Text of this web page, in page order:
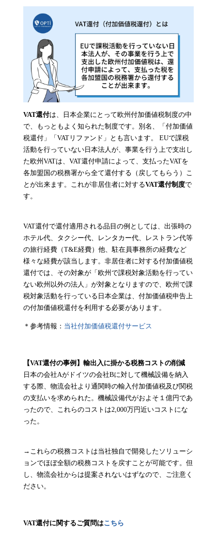
VAT還付は、日本企業にとって欧州付加価値税制度の中
で、もっともよく知られた制度です。別名、「付加価値
税還付」「VATリファンド」とも言います。 EUで課税
活動を行っていない日本法人が、事業を行う上で支出し
た欧州VATは、VAT還付申請によって、支払ったVATを
各加盟国の税務署から全て還付する（戻してもらう）こ
とが出来ます。これが非居住者に対するVAT還付制度で
す。
VAT還付で還付適用される品目の例としては、出張時の
ホテル代、タクシー代、レンタカー代、レストラン代等
の旅行経費（T&E経費）他、駐在員事務所の経費など
様々な経費が該当します。非居住者に対する付加価値税
還付では、その対象が「欧州で課税対象活動を行ってい
ない欧州以外の法人」が対象となりますので、欧州で課
税対象活動を行っている日本企業は、付加価値税申告上
の付加価値税還付を利用する必要があります。
＊参考情報： 当社付加価値税還付サービス
【VAT還付の事例】輸出入に掛かる税務コストの削減
日本の会社Aがドイツの会社Bに対して機械設備を納入
する際、物流会社より通関時の輸入付加価値税及び関税
の支払いを求められた。機械設備代がおよそ１億円であ
ったので、これらのコストは2,000万円近いコストにな
った。
→これらの税務コストは当社独自で開発したソリューシ
ョンでほぼ全額の税務コストを戻すことが可能です。但
し、物流会社からは提案されないはずなので、ご注意く
ださい。
VAT還付に関するご質問はこちら